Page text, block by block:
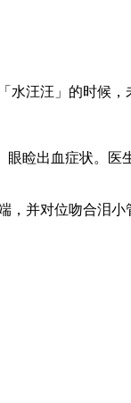
汪汪」的时候，
睑出血症状。
并对位吻合泪小